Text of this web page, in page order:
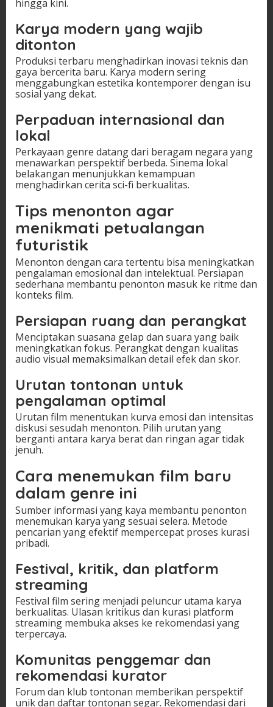
hingga kini.
Karya modern yang wajib
ditonton
Produksi terbaru menghadirkan inovasi teknis dan
gaya bercerita baru. Karya modern sering
menggabungkan estetika kontemporer dengan isu
sosial yang dekat.
Perpaduan internasional dan
lokal
Perkayaan genre datang dari beragam negara yang
menawarkan perspektif berbeda. Sinema lokal
belakangan menunjukkan kemampuan
menghadirkan cerita sci-fi berkualitas.
Tips menonton agar
menikmati petualangan
futuristik
Menonton dengan cara tertentu bisa meningkatkan
pengalaman emosional dan intelektual. Persiapan
sederhana membantu penonton masuk ke ritme dan
konteks film.
Persiapan ruang dan perangkat
Menciptakan suasana gelap dan suara yang baik
meningkatkan fokus. Perangkat dengan kualitas
audio visual memaksimalkan detail efek dan skor.
Urutan tontonan untuk
pengalaman optimal
Urutan film menentukan kurva emosi dan intensitas
diskusi sesudah menonton. Pilih urutan yang
berganti antara karya berat dan ringan agar tidak
jenuh.
Cara menemukan film baru
dalam genre ini
Sumber informasi yang kaya membantu penonton
menemukan karya yang sesuai selera. Metode
pencarian yang efektif mempercepat proses kurasi
pribadi.
Festival, kritik, dan platform
streaming
Festival film sering menjadi peluncur utama karya
berkualitas. Ulasan kritikus dan kurasi platform
streaming membuka akses ke rekomendasi yang
terpercaya.
Komunitas penggemar dan
rekomendasi kurator
Forum dan klub tontonan memberikan perspektif
unik dan daftar tontonan segar. Rekomendasi dari